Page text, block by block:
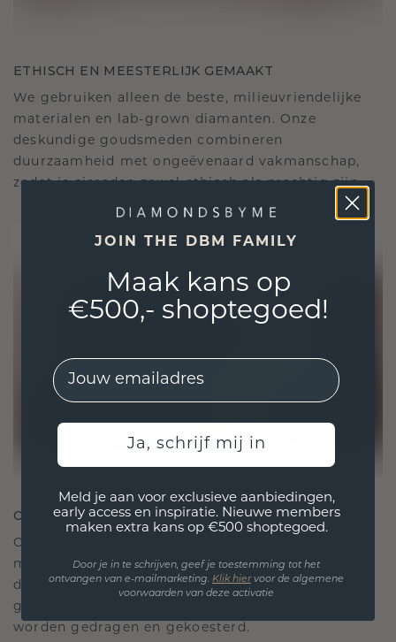
ETHISCH EN MEESTERLIJK GEMAAKT
We gebruiken alleen de beste, milieuvriendelijke
materialen en lab-grown diamanten. Onze
deskundige goudsmeden combineren
duurzaamheid met ongeëvenaard vakmanschap,
zodat je sieraden zowel ethisch als prachtig zijn.
ONTWORPEN VOOR VERBINDING
Onze ontwerpfilosofie is gericht op verbinding,
met elk stuk ontworpen om de tand des tijds te
doorstaan. Het wordt jouw symbool van liefde en
gekoesterde momenten, bedoeld om voor altijd te
worden gedragen en gekoesterd.
JOIN THE DBM FAMILY
Maak kans op
€500,- shoptegoed!
EMail
Ja, schrijf mij in
Meld je aan voor exclusieve aanbiedingen,
early access en inspiratie. Nieuwe members
maken extra kans op €500 shoptegoed.
Door je in te schrijven, geef je toestemming tot het
ontvangen van e-mailmarketing. Klik hiervoor de algemene
voorwaarden van deze activatie